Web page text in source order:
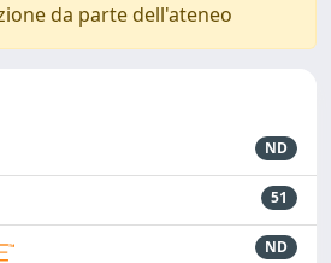
da parte dell'ateneo
ND
51
ND